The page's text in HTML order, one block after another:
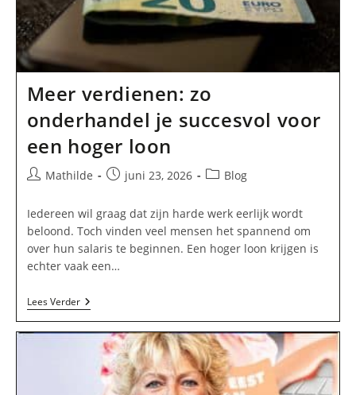
Meer verdienen: zo
onderhandel je succesvol voor
een hoger loon
BerichtMathilde
Bericht
op:
juni 23, 2026 Berichtcategorie:
Blog
Iedereen wil graag dat zijn harde werk eerlijk wordt
beloond. Toch vinden veel mensen het spannend om
over hun salaris te beginnen. Een hoger loon krijgen is
echter vaak een…
Lees VerderMeer
Verdienen:
Zo
Onderhandel
Succesvol
Voor